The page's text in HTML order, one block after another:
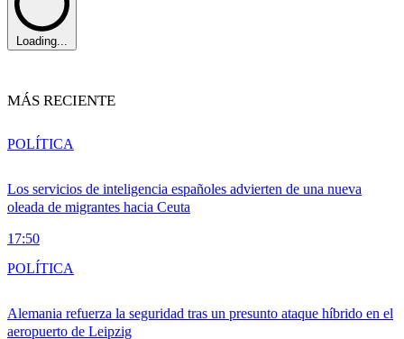
Loading...
MÁS RECIENTE
Los servicios de inteligencia españoles advierten de una nueva
oleada de migrantes hacia Ceuta
17:50
POLÍTICA
Alemania refuerza la seguridad tras un presunto ataque híbrido en el
aeropuerto de Leipzig
POLÍTICA